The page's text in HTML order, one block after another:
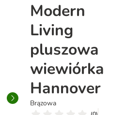
Modern
Living
pluszowa
wiewiórka
Hannover
Brązowa